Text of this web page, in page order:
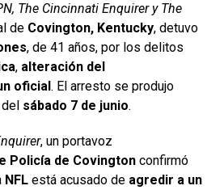
The Cincinnati Enquirer y The
de Covington, Kentucky, detuvo
, de 41 años, por los delitos
, alteración del
oficial. El arresto se produjo
del sábado 7 de junio.
, un portavoz
Policía de Covington confirmó
NFL está acusado de agredir a un